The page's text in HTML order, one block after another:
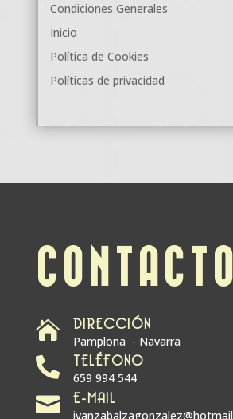
Condiciones Generales
Inicio
Política de Cookies
Políticas de privacidad
CONTACTO
 DIRECCIÓN
Pamplona - Navarra
 TELÉFONO
659 994 544
 E-MAIL